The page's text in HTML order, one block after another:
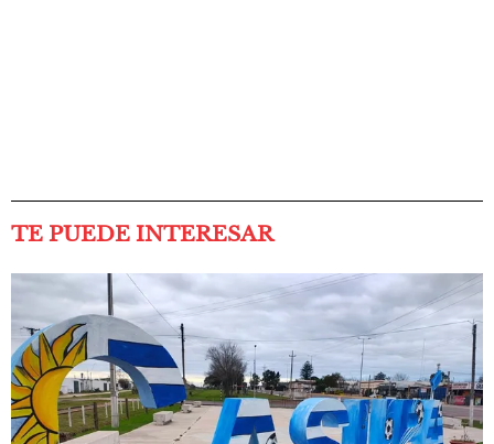
TE PUEDE INTERESAR